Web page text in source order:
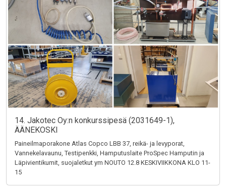
14. Jakotec Oy:n konkurssipesä (2031649-1),
ÄÄNEKOSKI
Paineilmaporakone Atlas Copco LBB 37, reikä- ja levyporat,
Vannekelavaunu, Testipenkki, Hamputuslaite ProSpec Hamputin ja
Läpivientikumit, suojaletkut ym NOUTO 12.8 KESKIVIIKKONA KLO 11-
15